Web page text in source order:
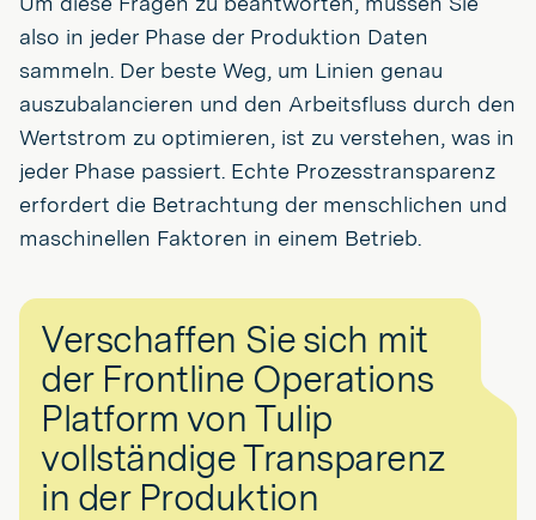
also in jeder Phase der Produktion Daten
sammeln. Der beste Weg, um Linien genau
auszubalancieren und den Arbeitsfluss durch den
Wertstrom zu optimieren, ist zu verstehen, was in
jeder Phase passiert. Echte Prozesstransparenz
erfordert die Betrachtung der menschlichen und
maschinellen Faktoren in einem Betrieb.
Verschaffen Sie sich mit
der Frontline Operations
Platform von Tulip
vollständige Transparenz
in der Produktion